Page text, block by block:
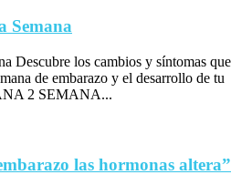
Semana
Descubre los cambios y síntomas que
de embarazo y el desarrollo de tu
2 SEMANA...
las hormonas altera”